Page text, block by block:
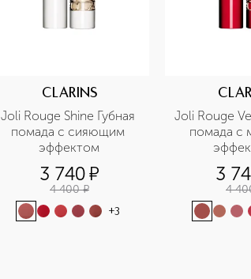
CLARINS
Joli Rouge Shine Губная
помада с сияющим
эффектом
3 740¤
4 400 ¤
+3
Joli Rouge
помада с
3
4